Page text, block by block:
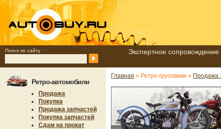
Поиск по сайту Экспертное
Ретро-автомобили
Продажа
Покупка
Продажа запчастей
Покупка запчастей
Сдам на прокат
Главная » Ретро-грузовики » Продажа